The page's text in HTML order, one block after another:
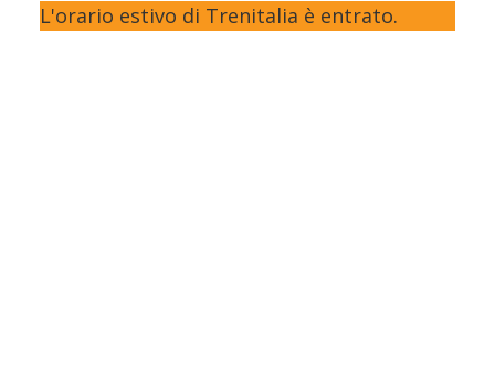
L'orario estivo di Trenitalia è entrato.